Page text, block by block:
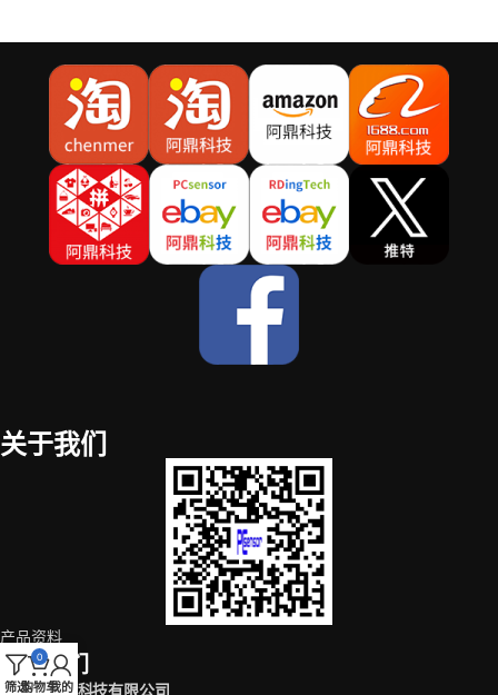
关于我们
产品资料
联系我们
深圳市阿鼎科技有限公司
筛选
0
购物车我的